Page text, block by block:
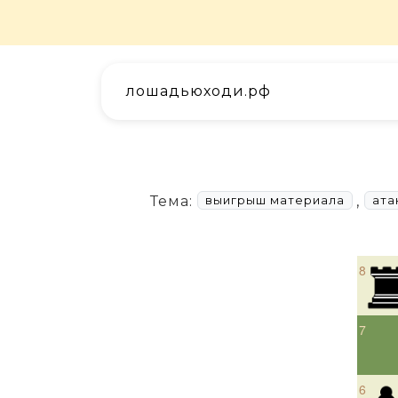
лошадьюходи.рф
Тема: выигрыш материала ,
8
7
6